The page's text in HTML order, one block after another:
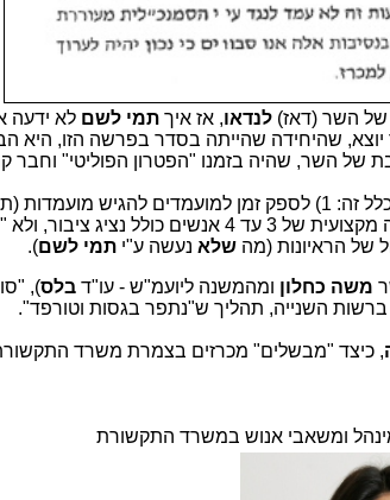
של השר (דאז)לנדאו, אז איךתמי לשםלא ידעה
יוצא, שהיחידה שהייתה בסדר בפרשה הזו, היא
של השר, שהיה בזמנו "הפטרון הפוליטי" וחבר
המשנה ליועמ"ש ביקש לקיים מכרז כהלכתו לתפקיד ובכלל זה: 1) לספק זמן למועמדים להגיש
, 2) להקים ועדת הערכה מקצועית של 3 עד 4 אנשים כולל נציג
שלא נעשה ע"יתמי לשם).
משה כחלון ומהמשנה ליועמ"ש - עו"דבלס),
ברשות השנייה, תהליך ש"נתפר בגסות וטורפד".
, כיצד "מבשלים" מכרזים בצמרת משרד
ומשאבי אנוש במשרד התקשורת